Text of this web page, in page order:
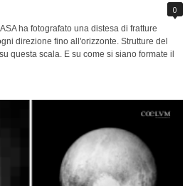
0
ha fotografato una distesa di fratture
direzione fino all'orizzonte. Strutture del
questa scala. E su come si siano formate il